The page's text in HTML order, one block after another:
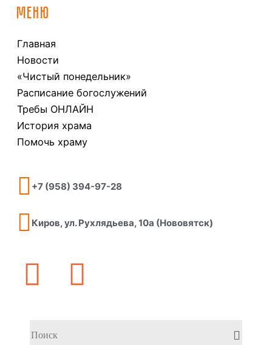
МЕНЮ
Главная
Новости
«Чистый понедельник»
Расписание богослужений
Требы ОНЛАЙН
История храма
Помочь храму
+7 (958) 394-97-28
Киров, ул. Рухлядьева, 10а (Нововятск)